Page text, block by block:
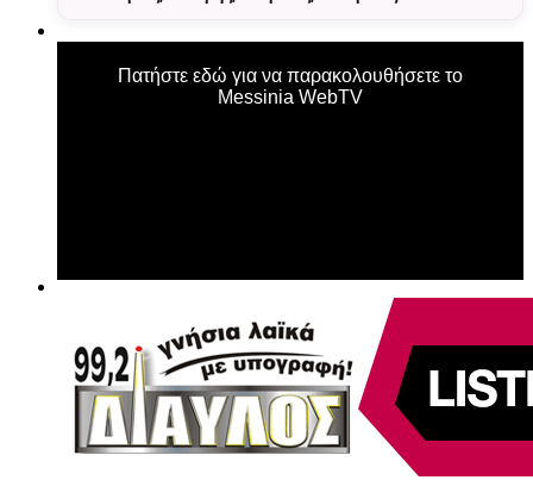
Πατήστε εδώ για να παρακολουθήσετε το
Messinia WebTV